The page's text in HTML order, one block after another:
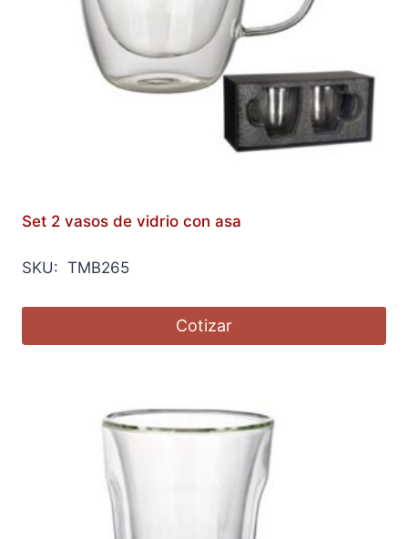
Set 2 vasos de vidrio con asa
SKU: TMB265
Cotizar